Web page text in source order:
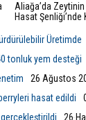
Aliağa’da
Hasat Şenliği’nde
Üretimde
tonluk yem desteği
26 Ağustos
hasat edildi
gerçekleştirildi
26